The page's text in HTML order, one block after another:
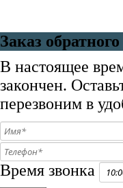
Заказ
В настоящее
закончен.
перезвоним в
Время звонка